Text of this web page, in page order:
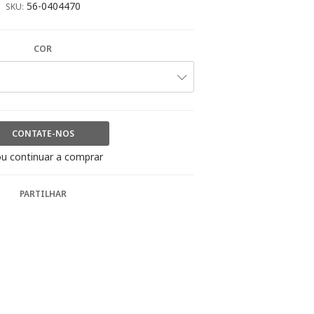
SKU: 56-0404470
COR
CONTATE-NOS
continuar a comprar
PARTILHAR